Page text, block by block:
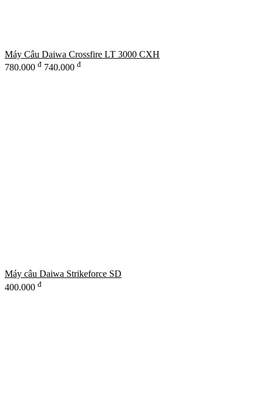
Máy Câu Daiwa Crossfire LT 3000 CXH
780.000 đ 740.000 đ
Máy câu Daiwa Strikeforce SD
400.000 đ